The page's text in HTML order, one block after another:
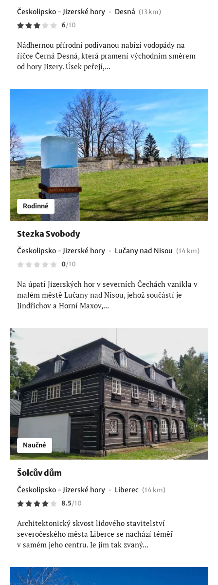
Českolipsko - Jizerské hory Desná (13 km)
6/10
Nádhernou přírodní podívanou nabízí vodopády na
říčce Černá Desná, která pramení východním směrem
od hory Jizery. Úsek peřejí,...
Rodinné
Stezka Svobody
Českolipsko - Jizerské hory Lučany nad Nisou (14 km)
0/10
Na úpatí Jizerských hor v severních Čechách vznikla v
malém městě Lučany nad Nisou, jehož součástí je
Jindřichov a Horní Maxov,...
Naučné
Šolcův dům
Českolipsko - Jizerské hory Liberec (14 km)
8.5/10
Architektonický skvost lidového stavitelství
severočeského města Liberce se nachází téměř
v samém jeho centru. Je jím tak zvaný...